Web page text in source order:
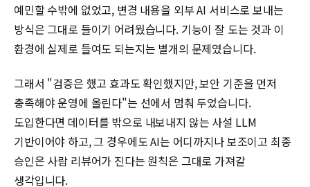
예민할 수밖에 없었고, 변경 내용을 외부 AI 서비스로 보내는
방식은 그대로 들이기 어려웠습니다. 기능이 잘 도는 것과 이
환경에 실제로 들여도 되는지는 별개의 문제였습니다.
그래서 "검증은 했고 효과도 확인했지만, 보안 기준을 먼저
충족해야 운영에 올린다"는 선에서 멈춰 두었습니다.
도입한다면 데이터를 밖으로 내보내지 않는 사설 LLM
기반이어야 하고, 그 경우에도 AI는 어디까지나 보조이고 최종
승인은 사람 리뷰어가 진다는 원칙은 그대로 가져갈
생각입니다.